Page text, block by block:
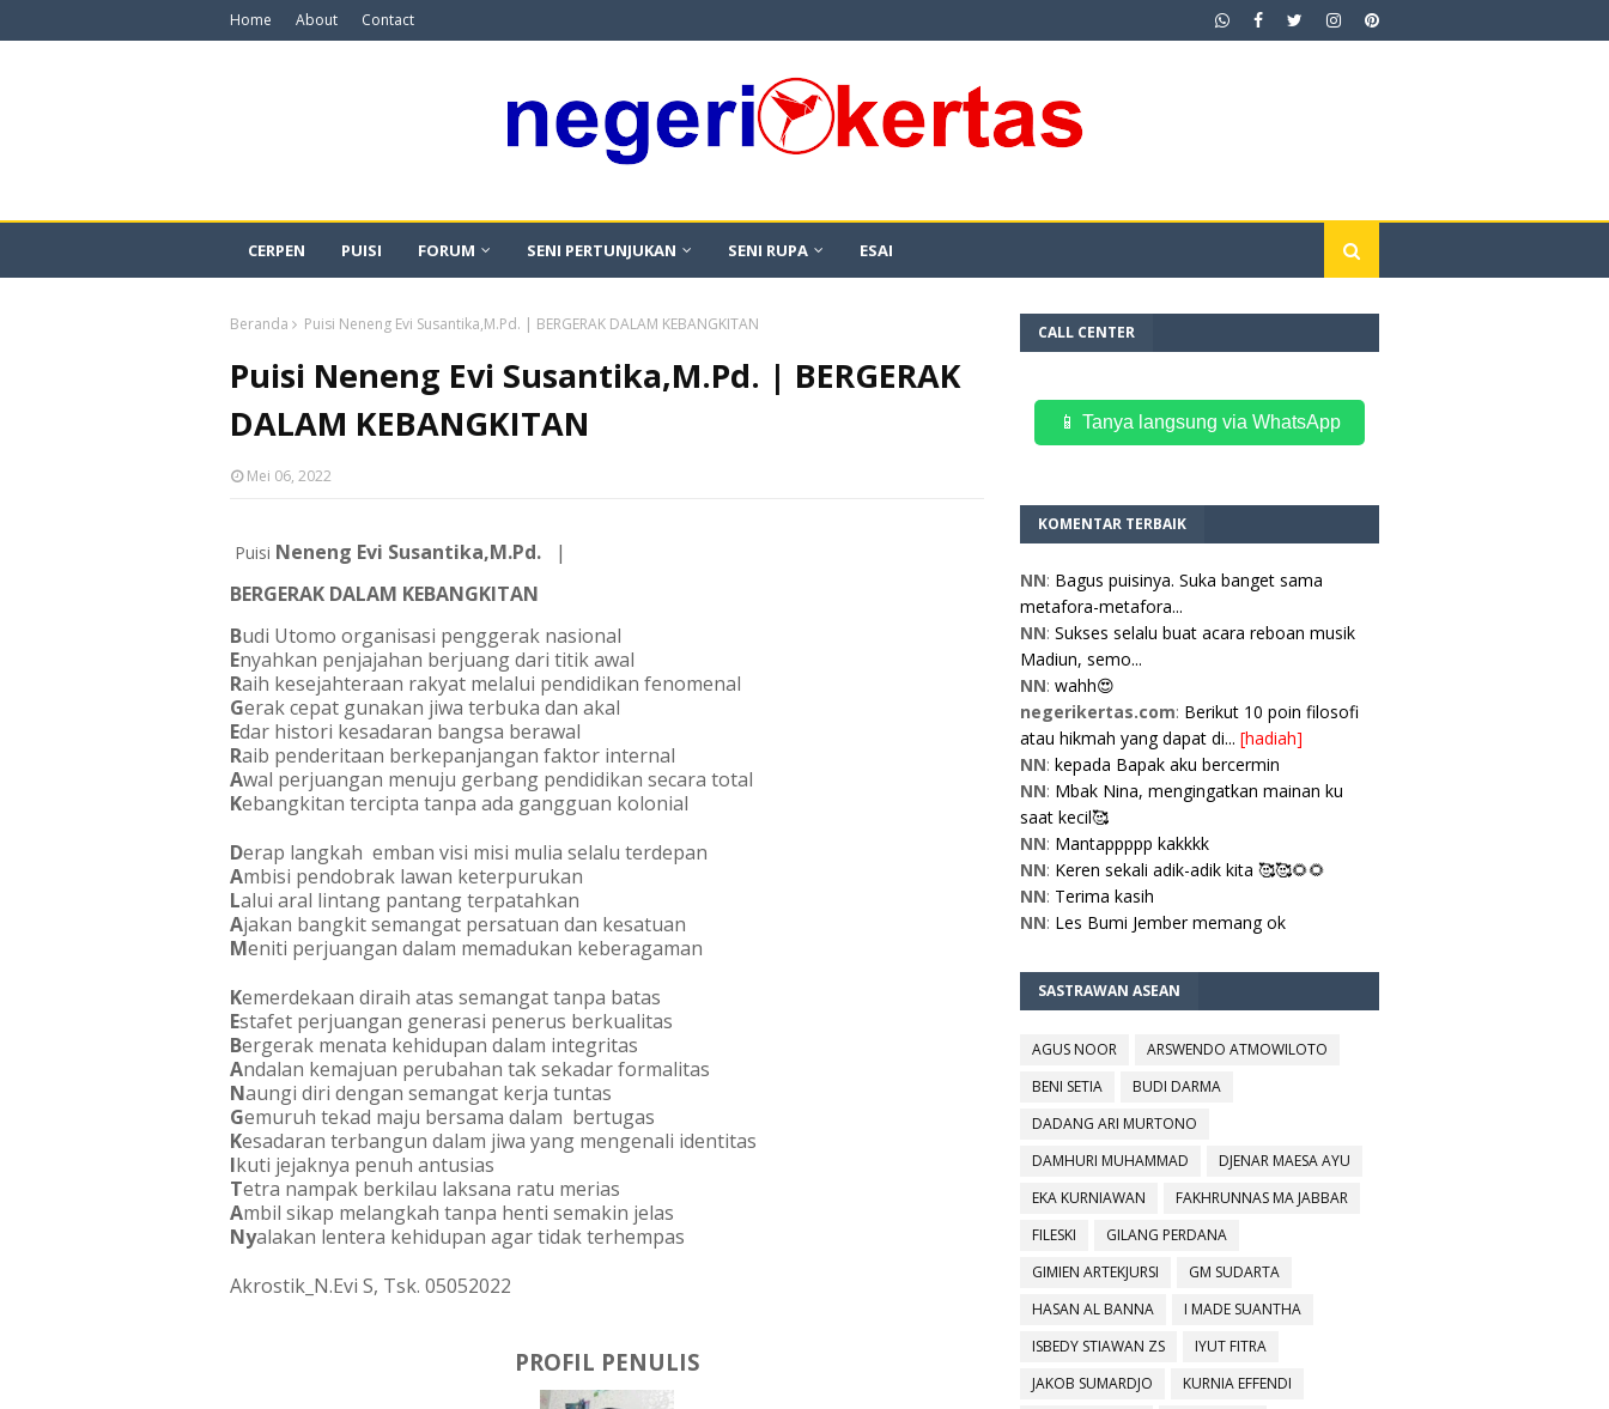
Home About Contact
CERPEN PUISI FORUM SENI PERTUNJUKAN SENI RUPA ESAI
Beranda Puisi Neneng Evi Susantika,M.Pd. | BERGERAK DALAM KEBANGKITAN
Puisi Neneng Evi Susantika,M.Pd. | BERGERAK
DALAM KEBANGKITAN
Mei 06, 2022
Puisi Neneng Evi Susantika,M.Pd.
|
BERGERAK DALAM KEBANGKITAN
Budi Utomo organisasi penggerak nasional
Enyahkan penjajahan berjuang dari titik awal
Raih kesejahteraan rakyat melalui pendidikan fenomenal
Gerak cepat gunakan jiwa terbuka dan akal
Edar histori kesadaran bangsa berawal
Raib penderitaan berkepanjangan faktor internal
Awal perjuangan menuju gerbang pendidikan secara total
Kebangkitan tercipta tanpa ada gangguan kolonial
Derap langkah  emban visi misi mulia selalu terdepan
Ambisi pendobrak lawan keterpurukan
Lalui aral lintang pantang terpatahkan
Ajakan bangkit semangat persatuan dan kesatuan
Meniti perjuangan dalam memadukan keberagaman
Kemerdekaan diraih atas semangat tanpa batas
Estafet perjuangan generasi penerus berkualitas
Bergerak menata kehidupan dalam integritas
Andalan kemajuan perubahan tak sekadar formalitas
Naungi diri dengan semangat kerja tuntas
Gemuruh tekad maju bersama dalam  bertugas
Kesadaran terbangun dalam jiwa yang mengenali identitas
Ikuti jejaknya penuh antusias
Tetra nampak berkilau laksana ratu merias
Ambil sikap melangkah tanpa henti semakin jelas
Nyalakan lentera kehidupan agar tidak terhempas
Akrostik_N.Evi S, Tsk. 05052022
PROFIL PENULIS
CALL CENTER
📱 Tanya langsung via WhatsApp
KOMENTAR TERBAIK
NN: Bagus puisinya. Suka banget sama
metafora-metafora...
NN: Sukses selalu buat acara reboan musik
Madiun, semo...
NN: wahh😍
negerikertas.com: Berikut 10 poin filosofi
atau hikmah yang dapat di... [hadiah]
NN: kepada Bapak aku bercermin
NN: Mbak Nina, mengingatkan mainan ku
saat kecil🥰
NN: Mantappppp kakkkk
NN: Keren sekali adik-adik kita 🥰🥰🌻🌻
NN: Terima kasih
NN: Les Bumi Jember memang ok
SASTRAWAN ASEAN
AGUS NOOR
ARSWENDO ATMOWILOTO
BENI SETIA
BUDI DARMA
DADANG ARI MURTONO
DAMHURI MUHAMMAD
DJENAR MAESA AYU
EKA KURNIAWAN
FAKHRUNNAS MA JABBAR
FILESKI
GILANG PERDANA
GIMIEN ARTEKJURSI
GM SUDARTA
HASAN AL BANNA
I MADE SUANTHA
ISBEDY STIAWAN ZS
IYUT FITRA
JAKOB SUMARDJO
KURNIA EFFENDI